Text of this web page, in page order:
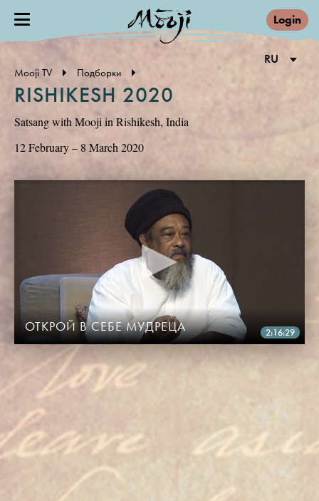
Login
Mooji TV Подборки
RISHIKESH 2020
Satsang with Mooji in Rishikesh, India
12 February – 8 March 2020
RU
2:16:29
ОТКРОЙ В СЕБЕ МУДРЕЦА